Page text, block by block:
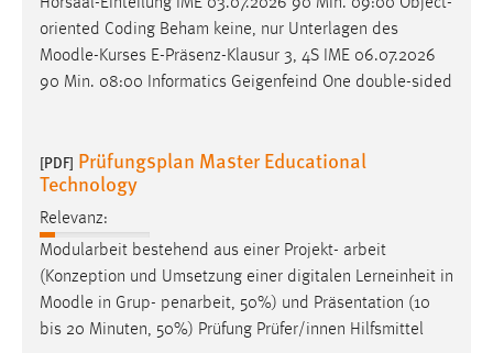
oriented Coding Beham keine, nur Unterlagen des
Moodle-Kurses E-Präsenz-Klausur 3, 4S IME 06.07.2026
90 Min. 08:00 Informatics Geigenfeind One double-sided
[PDF] Prüfungsplan Master Educational
Technology
Relevanz:
Modularbeit bestehend aus einer Projekt- arbeit
(Konzeption und Umsetzung einer digitalen Lerneinheit in
Moodle in Grup- penarbeit, 50%) und Präsentation (10
bis 20 Minuten, 50%) Prüfung Prüfer/innen Hilfsmittel